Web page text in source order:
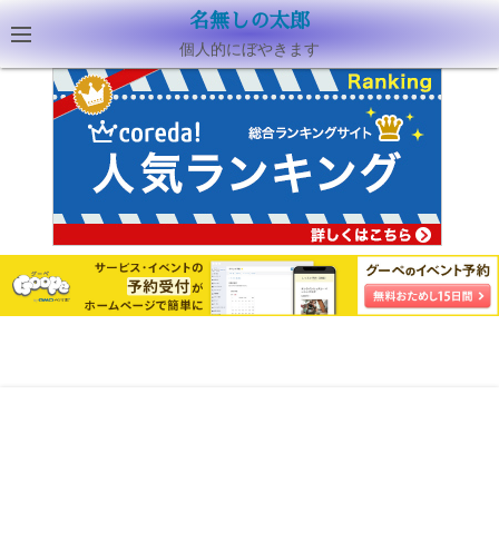
名無しの太郎
個人的にぼやきます